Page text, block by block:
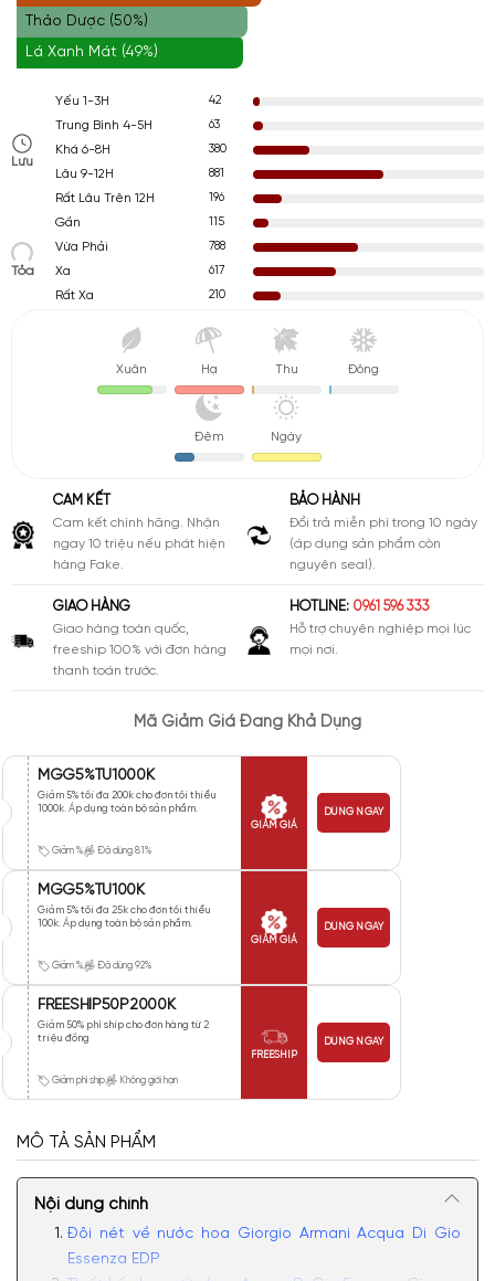
Thảo Dược (50%)
Lá Xanh Mát (49%)
Lưu
Yếu 1-3H
42
Trung Bình 4-5H
63
Khá 6-8H
380
Lâu 9-12H
881
Rất Lâu Trên 12H
196
Tỏa
Gần
115
Vừa Phải
788
Xa
617
Rất Xa
210
Xuân Hạ Thu Đông
Đêm Ngày
CAM KẾT
Cam kết chính hãng. Nhận
ngay 10 triệu nếu phát hiện
hàng Fake.
BẢO HÀNH
Đổi trả miễn phí trong 10 ngày
(áp dụng sản phẩm còn
nguyên seal).
GIAO HÀNG
Giao hàng toàn quốc,
freeship 100% với đơn hàng
thanh toán trước.
HOTLINE: 0961 596 333
Hỗ trợ chuyên nghiệp mọi lúc
mọi nơi.
Mã Giảm Giá Đang Khả Dụng
MGG5%TU1000K
Giảm 5% tối đa 200k cho đơn tối thiểu
1000k. Áp dụng toàn bộ sản phẩm.
Giảm % Đã dùng 81%
GIẢM GIÁ
DÙNG NGAY
MGG5%TU100K
Giảm 5% tối đa 25k cho đơn tối thiểu
100k. Áp dụng toàn bộ sản phẩm.
Giảm % Đã dùng 92%
GIẢM GIÁ
DÙNG NGAY
FREESHIP50P2000K
Giảm 50% phí ship cho đơn hàng từ 2
triệu đồng
Giảm phí ship Không giới hạn
FREESHIP
DÙNG NGAY
MÔ TẢ SẢN PHẨM
Nội dung chính
Đôi nét về nước hoa Giorgio Armani Acqua Di Gio
Essenza EDP